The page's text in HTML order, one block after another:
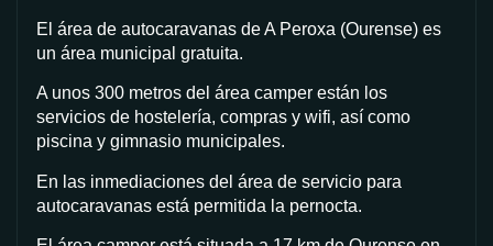
El área de autocaravanas de A Peroxa (Ourense) es
un área municipal gratuita.
A unos 300 metros del área camper están los
servicios de hostelería, compras y wifi, así como
piscina y gimnasio municipales.
En las inmediaciones del área de servicio para
autocaravanas está permitida la pernocta.